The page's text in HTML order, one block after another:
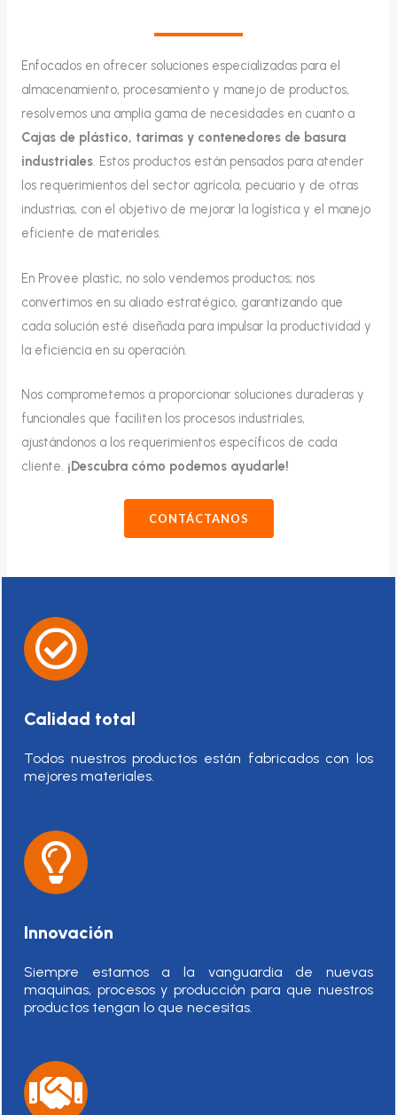
Enfocados en ofrecer soluciones especializadas para el
almacenamiento, procesamiento y manejo de productos,
resolvemos una amplia gama de necesidades en cuanto a
Cajas de plástico, tarimas y contenedores de basura
industriales. Estos productos están pensados para atender
los requerimientos del sector agrícola, pecuario y de otras
industrias, con el objetivo de mejorar la logística y el manejo
eficiente de materiales.
En Provee plastic, no solo vendemos productos; nos
convertimos en su aliado estratégico, garantizando que
cada solución esté diseñada para impulsar la productividad y
la eficiencia en su operación.
Nos comprometemos a proporcionar soluciones duraderas y
funcionales que faciliten los procesos industriales,
ajustándonos a los requerimientos específicos de cada
cliente. ¡Descubra cómo podemos ayudarle!
CONTÁCTANOS
Calidad total
Todos nuestros productos están fabricados con los
mejores materiales.
Innovación
Siempre estamos a la vanguardia de nuevas
maquinas, procesos y producción para que nuestros
productos tengan lo que necesitas.